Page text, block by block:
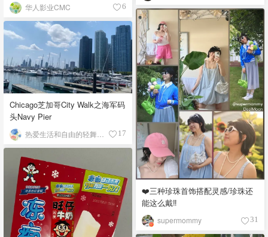
华人影业CMC 6
❤️三种珍珠首饰搭配灵感/珍珠还
能这么戴‼️
supermommy 31
Chicago芝加哥City Walk之海军码
头Navy Pier
17